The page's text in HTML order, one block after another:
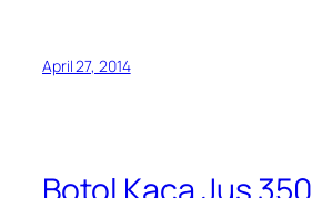
April 27, 2014